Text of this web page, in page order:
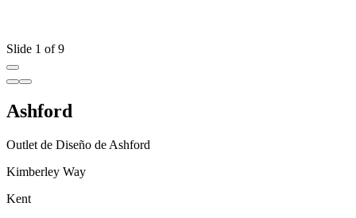
Slide 1 of 9
Ashford
Outlet de Diseño de Ashford
Kimberley Way
Kent